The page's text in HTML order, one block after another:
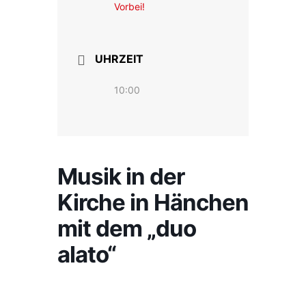
Vorbei!
UHRZEIT
10:00
Musik in der
Kirche in Hänchen
mit dem „duo
alato“